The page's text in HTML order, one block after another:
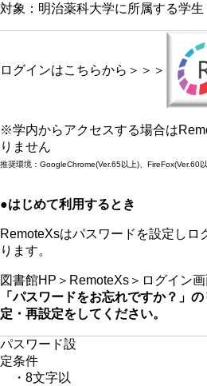
対象：明治薬科大学に所属する学生
ログインはこちらから＞＞＞
※学内からアクセスする場合は
りません
推奨環境：GoogleChrome(Ver.65以上)、FireFox(Ver.60
●はじめて利用するとき
RemoteXsはパスワードを設定しロ
ります。
図書館HP＞RemoteXs＞ログイン
「パスワードをお忘れですか？」
定・再設定をしてください。
パスワード設
定条件
・8文字以